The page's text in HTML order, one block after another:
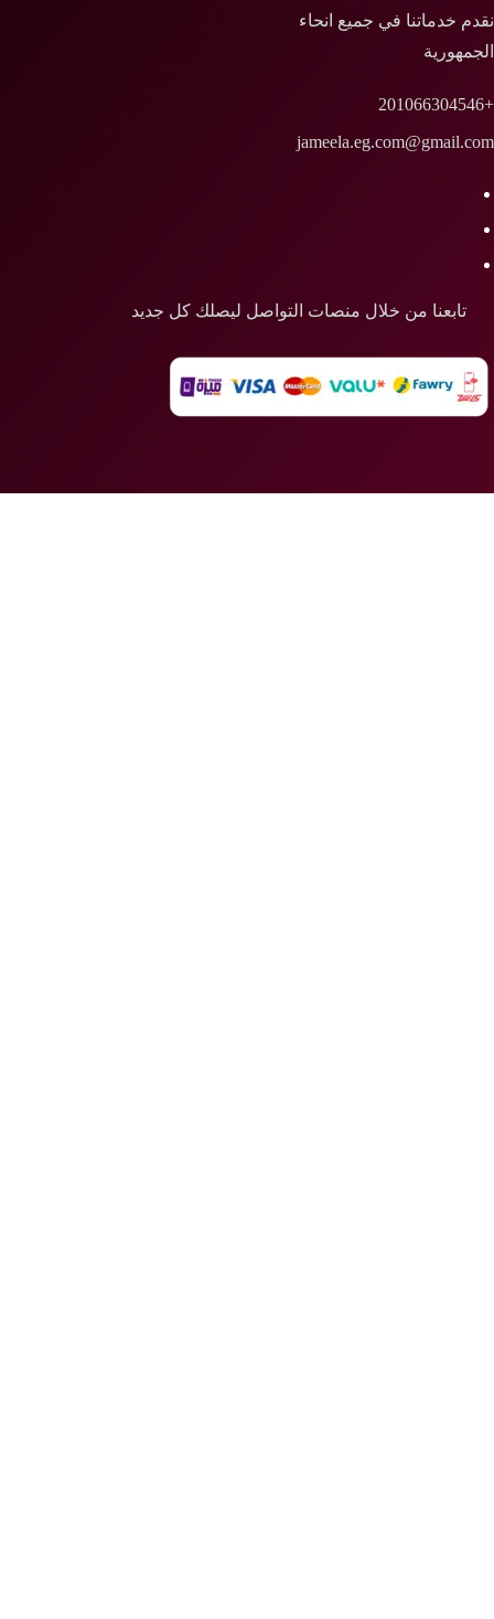
نقدم خدماتنا في جميع انحاء
الجمهورية
+201066304546
jameela.eg.com@gmail.com
تابعنا من خلال منصات التواصل ليصلك كل جديد